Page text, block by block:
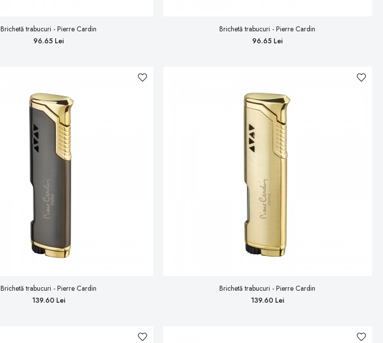
Brichetă trabucuri - Pierre Cardin
96.65 Lei
Brichetă trabucuri - Pierre Cardin
96.65 Lei
Brichetă trabucuri - Pierre Cardin
139.60 Lei
Brichetă trabucuri - Pierre Cardin
139.60 Lei